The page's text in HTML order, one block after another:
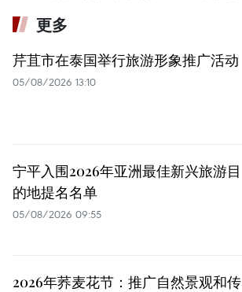
更多
芹苴市在泰国举行旅游形象推广活动
05/08/2026 13:10
宁平入围2026年亚洲最佳新兴旅游目
的地提名名单
05/08/2026 09:55
2026年荞麦花节：推广自然景观和传